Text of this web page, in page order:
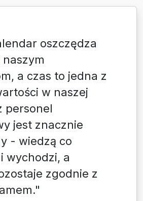
oszczędza
a czas to jedna z
w naszej
personel
jest znacznie
- wiedzą co
wychodzi, a
zgodnie z